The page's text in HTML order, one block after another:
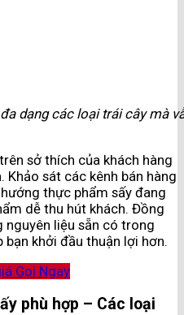
dạng các loại trái cây mà
sở thích của khách hàng
Khảo sát các kênh bán hàng
thực phẩm sấy đang
dễ thu hút khách. Đồng
nguyên liệu sẵn có trong
khởi đầu thuận lợi hơn.
Gọi Ngay
phù hợp – Các loại